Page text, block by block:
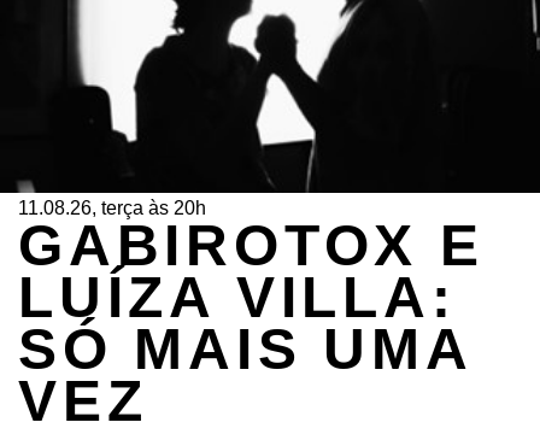
11.08.26, terça às 20h
GABIROTOX E
LUÍZA VILLA:
SÓ MAIS UMA
VEZ